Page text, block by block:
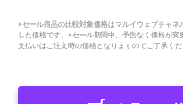
※セール商品の比較対象価格はマルイウェブチャ
した価格です。※セール期間中、予告なく価格が
支払いはご注文時の価格となりますのでご了承くだ